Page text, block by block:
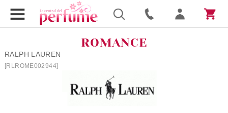
ROMANCE
RALPH LAUREN
[RLROME002944]